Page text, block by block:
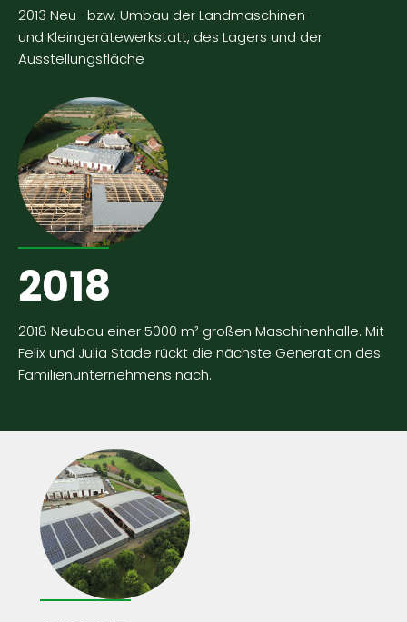
2013 Neu- bzw. Umbau der Landmaschinen-
und Kleingerätewerkstatt, des Lagers und der
Ausstellungsfläche
2018
2018 Neubau einer 5000 m² großen Maschinenhalle. Mit
Felix und Julia Stade rückt die nächste Generation des
Familienunternehmens nach.